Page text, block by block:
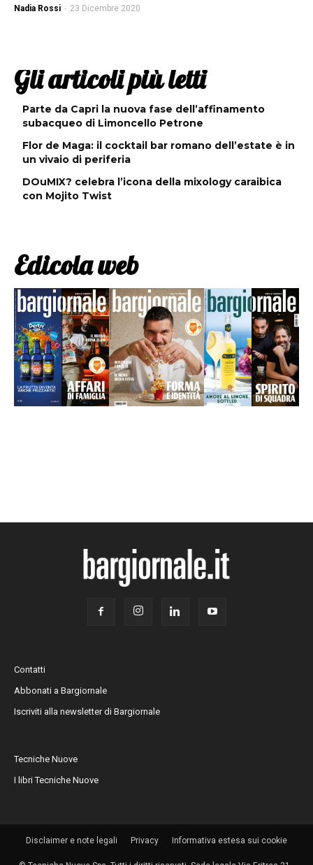
Nadia Rossi - 23 Dicembre 2020
Gli articoli più letti
Parte da Capri la nuova fase dell’affinamento
subacqueo di Limoncello Petrone
Flor de Maga: il cocktail bar romano dell’estate è in
un vivaio di periferia
DOuMIX? celebra l’icona della mixology caraibica
con Mojito Twist
Edicola web
Contatti
Abbonati a Bargiornale
Iscriviti alla newsletter di Bargiornale
Tecniche Nuove
I libri Tecniche Nuove
Disclaimer e note legali Privacy Informativa estesa sui cookie